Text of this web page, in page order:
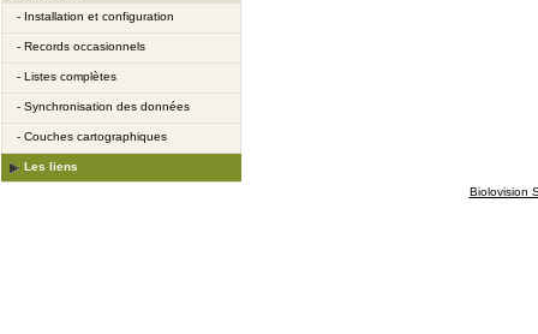
- Installation et configuration
- Records occasionnels
- Listes complètes
- Synchronisation des données
- Couches cartographiques
Les liens
Biolovision